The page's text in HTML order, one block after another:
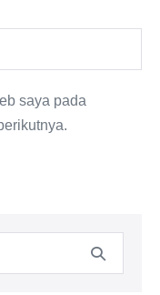
saya pada